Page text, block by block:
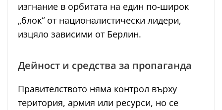
изгнание в орбитата на един по-широк
„блок“ от националистически лидери,
изцяло зависими от Берлин.
Дейност и средства за пропаганда
Правителството няма контрол върху
територия, армия или ресурси, но се